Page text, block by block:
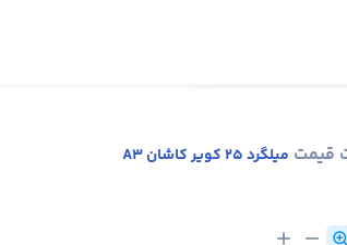
قیمت میلگرد 25 کویر کاشان A3